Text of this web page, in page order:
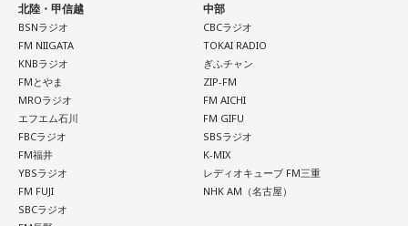
た。
一方、「お手紙を書きたくなる場所」を尋ねられると、迷わ
ず「沖縄の海」と回答。水中眼鏡をつけて海に潜り、「音を
塞がれた瞬間に、幻想的な世界を勝手に水が演出してくれ
る」と表現します。さらに、水中から見上げる水面には「太
陽の光に反射した美しい光のライン」が広がり、「365日飽
きない。同じ顔を見せないんですよ、自然が」と、その美し
さを語りました。そして海へ向け、「『美しくいてくれてあ
りがとう』という手紙は書きたくなります」と、故郷への深
い愛情をのぞかせました。
【6位】獅子座（しし座）
太陽が獅子座を照らす今は、自分の人生を自分で演出してい
くとき。「もっと私らしくていい」と許可を出すことで魅力
が開いていきます。遠慮せず好きなことを表現してみて。夜
は理想の自分になったつもりで未来を想像してみましょう。
【7位】魚座（うお座）
直感の中に「これからの幸せ」のヒントが隠れていそう。損
得や正解より、なぜか惹かれるものを大切にしてみてくださ
い。心が喜ぶ選択が新しいご縁につながるかも。夜は好きな
北陸・甲信越
BSNラジオ
FM NIIGATA
KNBラジオ
FMとやま
MROラジオ
エフエム石川
FBCラジオ
FM福井
YBSラジオ
FM FUJI
SBCラジオ
中部
CBCラジオ
TOKAI RADIO
ぎふチャン
ZIP-FM
FM AICHI
FM GIFU
SBSラジオ
K-MIX
レディオキューブ FM三重
NHK AM（名古屋）